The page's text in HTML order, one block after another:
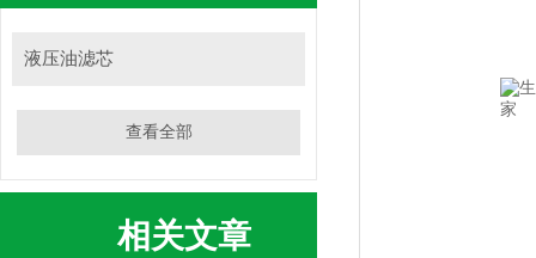
液压油滤芯
查看全部
相关文章